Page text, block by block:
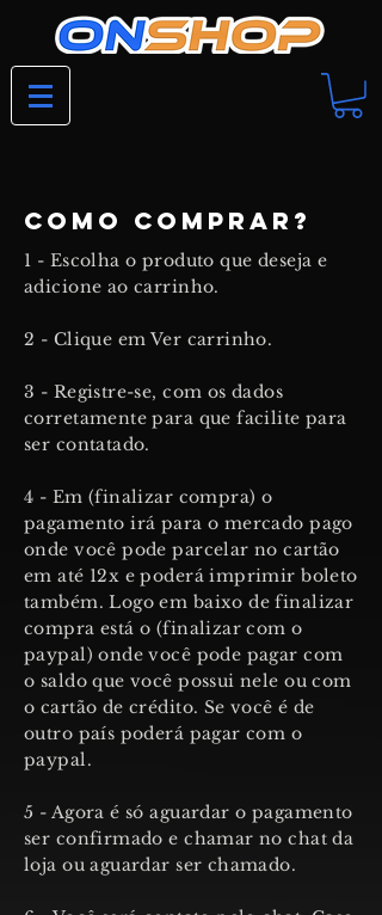
COMO COMPRAR?
1 - Escolha o produto que deseja e
adicione ao carrinho.
2 - Clique em Ver carrinho.
3 - Registre-se, com os dados
corretamente para que facilite para
ser contatado.
4 - Em (finalizar compra) o
pagamento irá para o mercado pago
onde você pode parcelar no cartão
em até 12x e poderá imprimir boleto
também. Logo em baixo de finalizar
compra está o (finalizar com o
paypal) onde você pode pagar com
o saldo que você possui nele ou com
o cartão de crédito. Se você é de
outro país poderá pagar com o
paypal.
5 - Agora é só aguardar o pagamento
ser confirmado e chamar no chat da
loja ou aguardar ser chamado.